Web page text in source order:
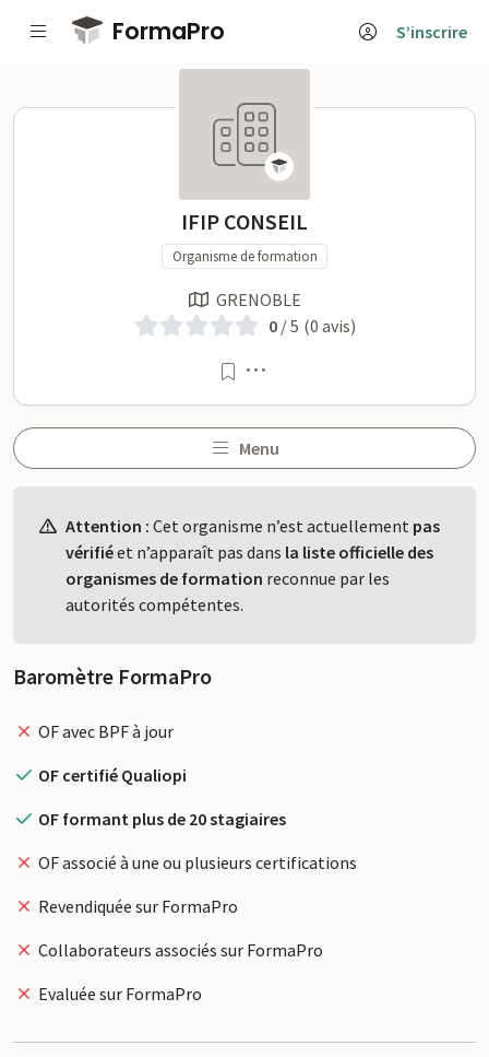
Passer au contenu principal
FormaPro S’inscrire
IFIP CONSEIL sur
IFIP CONSEIL
Organisme de formation
GRENOBLE
0/ 5 (0 avis)
Menu
Attention : Cet organisme n’est actuellement pas
vérifiéet n’apparaît pas dans la liste officielle des
organismes de formation reconnue par les
autorités compétentes.
Baromètre FormaPro
OF avec BPF à jour
OF certifié Qualiopi
OF formant plus de 20 stagiaires
OF associé à une ou plusieurs certifications
Revendiquée sur FormaPro
Collaborateurs associés sur FormaPro
Evaluée sur FormaPro